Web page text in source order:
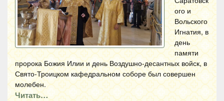
ого и
Вольского
Игнатия, в
день
памяти
пророка Божия Илии и день Воздушно-десантных войск, в
Свято-Троицком кафедральном соборе был совершен
молебен.
Читать…